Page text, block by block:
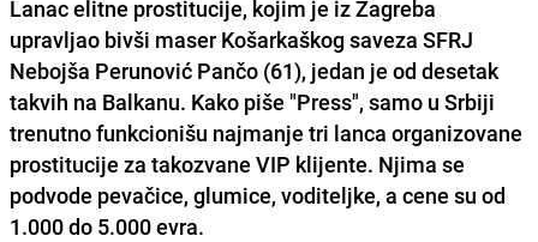
Lanac elitne prostitucije, kojim je iz Zagreba
upravljao bivši maser Košarkaškog saveza SFRJ
Nebojša Perunović Pančo (61), jedan je od desetak
takvih na Balkanu. Kako piše "Press", samo u Srbiji
trenutno funkcionišu najmanje tri lanca organizovane
prostitucije za takozvane VIP klijente. Njima se
podvode pevačice, glumice, voditeljke, a cene su od
1.000 do 5.000 evra.